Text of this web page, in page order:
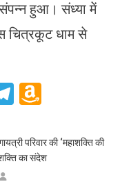
संपन्न हुआ। संध्या में
चित्रकूट धाम से
Telegram
List
परिवार की ‘महाशक्ति की
शक्ति का संदेश